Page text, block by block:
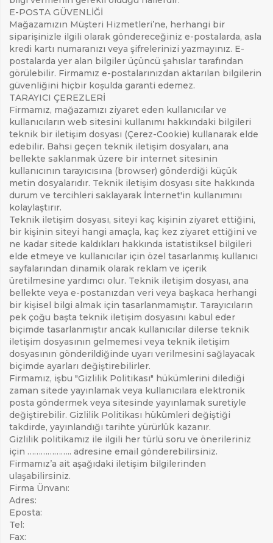
E-POSTA GÜVENLİĞİ
Mağazamızın Müşteri Hizmetleri’ne, herhangi bir
siparişinizle ilgili olarak göndereceğiniz e-postalarda, asla
kredi kartı numaranızı veya şifrelerinizi yazmayınız. E-
postalarda yer alan bilgiler üçüncü şahıslar tarafından
görülebilir. Firmamız e-postalarınızdan aktarılan bilgilerin
güvenliğini hiçbir koşulda garanti edemez.
TARAYICI ÇEREZLERİ
Firmamız, mağazamızı ziyaret eden kullanıcılar ve
kullanıcıların web sitesini kullanımı hakkındaki bilgileri
teknik bir iletişim dosyası (Çerez-Cookie) kullanarak elde
edebilir. Bahsi geçen teknik iletişim dosyaları, ana
bellekte saklanmak üzere bir internet sitesinin
kullanıcının tarayıcısına (browser) gönderdiği küçük
metin dosyalarıdır. Teknik iletişim dosyası site hakkında
durum ve tercihleri saklayarak İnternet'in kullanımını
kolaylaştırır.
Teknik iletişim dosyası, siteyi kaç kişinin ziyaret ettiğini,
bir kişinin siteyi hangi amaçla, kaç kez ziyaret ettiğini ve
ne kadar sitede kaldıkları hakkında istatistiksel bilgileri
elde etmeye ve kullanıcılar için özel tasarlanmış kullanıcı
sayfalarından dinamik olarak reklam ve içerik
üretilmesine yardımcı olur. Teknik iletişim dosyası, ana
bellekte veya e-postanızdan veri veya başkaca herhangi
bir kişisel bilgi almak için tasarlanmamıştır. Tarayıcıların
pek çoğu başta teknik iletişim dosyasını kabul eder
biçimde tasarlanmıştır ancak kullanıcılar dilerse teknik
iletişim dosyasının gelmemesi veya teknik iletişim
dosyasının gönderildiğinde uyarı verilmesini sağlayacak
biçimde ayarları değiştirebilirler.
Firmamız, işbu "Gizlilik Politikası" hükümlerini dilediği
zaman sitede yayınlamak veya kullanıcılara elektronik
posta göndermek veya sitesinde yayınlamak suretiyle
değiştirebilir. Gizlilik Politikası hükümleri değiştiği
takdirde, yayınlandığı tarihte yürürlük kazanır.
Gizlilik politikamız ile ilgili her türlü soru ve önerileriniz
için ……………….. adresine email gönderebilirsiniz.
Firmamız’a ait aşağıdaki iletişim bilgilerinden
ulaşabilirsiniz.
Firma Ünvanı:
Adres:
Eposta:
Tel:
Fax: